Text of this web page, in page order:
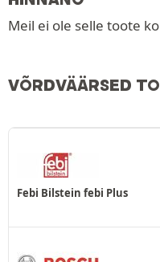
Meil ei ole selle toote
VÕRDVÄÄRSED
Febi Bilstein febi Plus